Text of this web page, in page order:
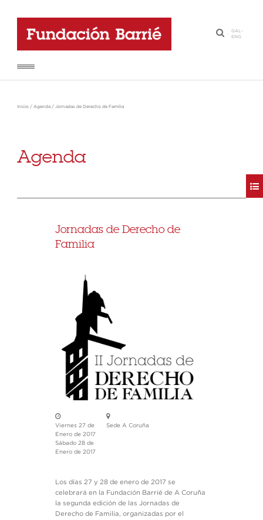
·
GAL-
ENG
Inicio / Agenda / Jornadas de Derecho de Familia
Agenda
Jornadas de Derecho de
Familia
Viernes 27 de
Enero de 2017
Sábado 28 de
Enero de 2017
Sede A Coruña
Los días 27 y 28 de enero de 2017 se
celebrará en la Fundación Barrié de A Coruña
la segunda edición de las Jornadas de
Derecho de Familia, organizadas por el